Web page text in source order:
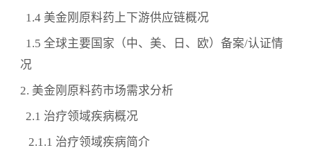
1.4 美金刚原料药上下游供应链概况
1.5 全球主要国家（中、美、日、欧）备案/认证情
况
2. 美金刚原料药市场需求分析
2.1 治疗领域疾病概况
2.1.1 治疗领域疾病简介